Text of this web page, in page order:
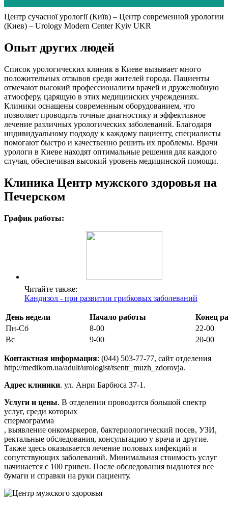
Центр сучасної урології (Київ) – Центр современной урологии
(Киев) – Urology Modern Center Kyiv UKR
Опыт других людей
Список урологических клиник в Киеве вызывает много
положительных отзывов среди жителей города. Пациенты
отмечают высокий профессионализм врачей и дружелюбную
атмосферу, царящую в этих медицинских учреждениях.
Клиники оснащены современным оборудованием, что
позволяет проводить точные диагностику и эффективное
лечение различных урологических заболеваний. Благодаря
индивидуальному подходу к каждому пациенту, специалисты
помогают быстро и качественно решить их проблемы. Врачи
урологи в Киеве находят оптимальные решения для каждого
случая, обеспечивая высокий уровень медицинской помощи.
Клиника Центр мужского здоровья на
Печерском
График работы:
Читайте также:
Кандизол - при развитии грибковых заболеваний
День недели Начало работы
Конец
Пн-Сб
8-00
22-00
Вс
9-00 20-00
Контактная информация: (044) 503-77-77, сайт отделения
http://medikom.ua/adult/urologist/tsentr_muzh_zdorovja.
Адрес клиники. ул. Анри Барбюса 37-1.
Услуги и цены. В отделении проводится большой спектр
услуг, среди которых
спермограмма
, выявление онкомаркеров, бактериологический посев, УЗИ,
ректальные обследования, консультацию у врача и другие.
Также здесь оказывается лечение половых инфекций и
сопутствующих заболеваний. Минимальная стоимость услуг
начинается с 100 гривен. После обследования выдаются все
бумаги и справки на руки пациенту.